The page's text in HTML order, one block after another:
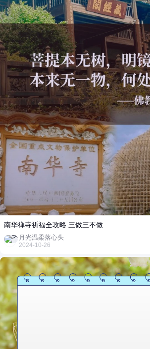
南华禅寺祈福全攻略:三做三不做
月光温柔落心头
2024-10-26